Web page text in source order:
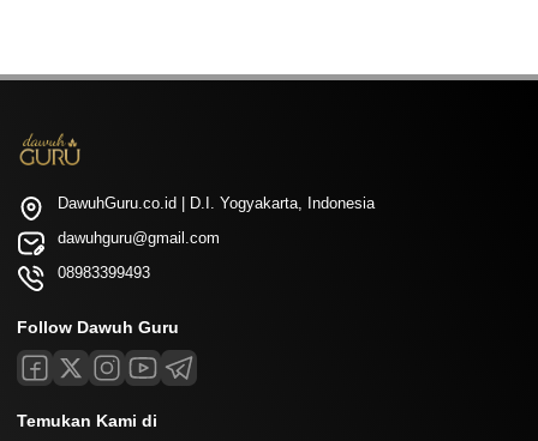
DawuhGuru.co.id | D.I. Yogyakarta, Indonesia
dawuhguru@gmail.com
08983399493
Follow Dawuh Guru
Temukan Kami di